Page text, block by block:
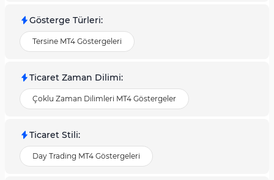
Gösterge Türleri:
Tersine MT4 Göstergeleri
Ticaret Zaman Dilimi:
Çoklu Zaman Dilimleri MT4 Göstergeler
Ticaret Stili:
Day Trading MT4 Göstergeleri